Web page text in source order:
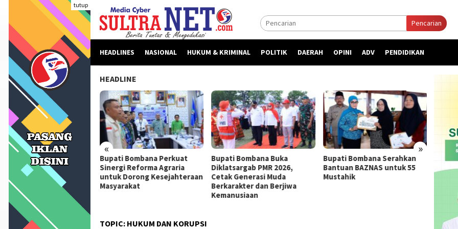
konten
tutup
Pencarian
HEADLINES NASIONAL HUKUM & KRIMINAL POLITIK DAERAH OPINI ADV PENDIDIKAN
HEADLINE
« »
Dinilai Fitnah,
Bombana Tempuh
Dewan Pers Sebelum
Hukum
Bupati Bombana Perkuat
Sinergi Reforma Agraria
untuk Dorong Kesejahteraan
Masyarakat
Bupati Bombana Buka
Diklatsargab PMR 2026,
Cetak Generasi Muda
Berkarakter dan Berjiwa
Kemanusiaan
Bupati Bombana Serahkan
Bantuan BAZNAS untuk 55
Mustahik
TOPIC: HUKUM DAN KORUPSI